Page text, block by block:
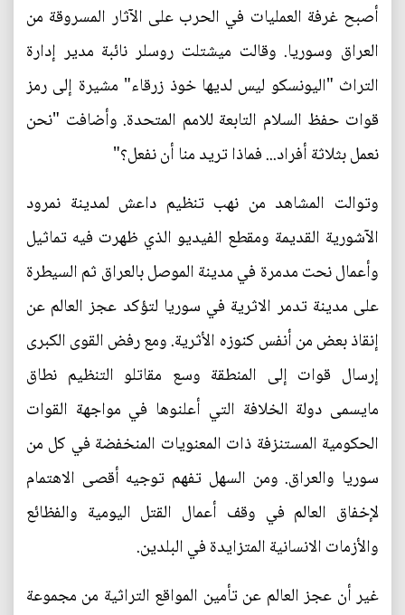
أصبح غرفة العمليات في الحرب على الآثار المسروقة من
العراق وسوريا. وقالت ميشتلت روسلر نائبة مدير إدارة
التراث "اليونسكو ليس لديها خوذ زرقاء" مشيرة إلى رمز
قوات حفظ السلام التابعة للامم المتحدة. وأضافت "نحن
نعمل بثلاثة أفراد... فماذا تريد منا أن نفعل؟"
وتوالت المشاهد من نهب تنظيم داعش لمدينة نمرود
الآشورية القديمة ومقطع الفيديو الذي ظهرت فيه تماثيل
وأعمال نحت مدمرة في مدينة الموصل بالعراق ثم السيطرة
على مدينة تدمر الاثرية في سوريا لتؤكد عجز العالم عن
إنقاذ بعض من أنفس كنوزه الأثرية. ومع رفض القوى الكبرى
إرسال قوات إلى المنطقة وسع مقاتلو التنظيم نطاق
مايسمى دولة الخلافة التي أعلنوها في مواجهة القوات
الحكومية المستنزفة ذات المعنويات المنخفضة في كل من
سوريا والعراق. ومن السهل تفهم توجيه أقصى الاهتمام
لإخفاق العالم في وقف أعمال القتل اليومية والفظائع
والأزمات الانسانية المتزايدة في البلدين.
غير أن عجز العالم عن تأمين المواقع التراثية من مجموعة